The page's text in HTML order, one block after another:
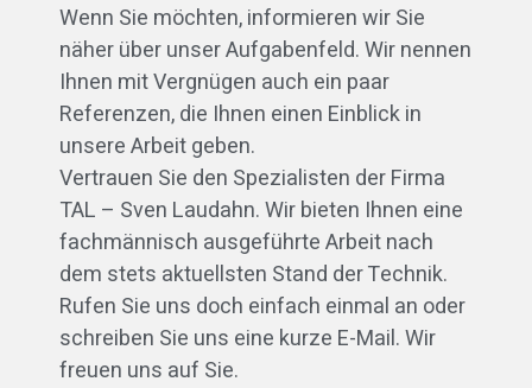
Wenn Sie möchten, informieren wir Sie
näher über unser Aufgabenfeld. Wir nennen
Ihnen mit Vergnügen auch ein paar
Referenzen, die Ihnen einen Einblick in
unsere Arbeit geben.
Vertrauen Sie den Spezialisten der Firma
TAL – Sven Laudahn. Wir bieten Ihnen eine
fachmännisch ausgeführte Arbeit nach
dem stets aktuellsten Stand der Technik.
Rufen Sie uns doch einfach einmal an oder
schreiben Sie uns eine kurze E-Mail. Wir
freuen uns auf Sie.